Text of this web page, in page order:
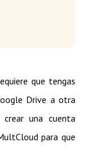
que tengas
Drive a otra
una cuenta
para que